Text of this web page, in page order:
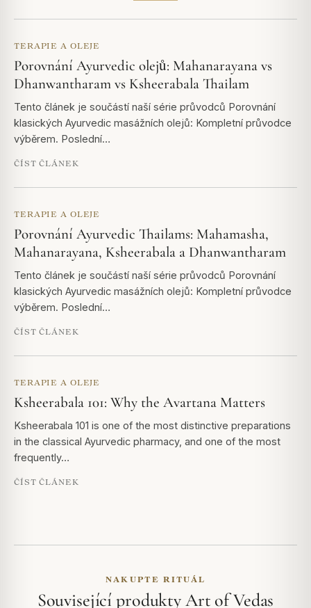
TERAPIE A OLEJE
Porovnání Ayurvedic olejů: Mahanarayana vs
Dhanwantharam vs Ksheerabala Thailam
Tento článek je součástí naší série průvodců Porovnání
klasických Ayurvedic masážních olejů: Kompletní průvodce
výběrem. Poslední…
ČÍST ČLÁNEK
TERAPIE A OLEJE
Porovnání Ayurvedic Thailams: Mahamasha,
Mahanarayana, Ksheerabala a Dhanwantharam
Tento článek je součástí naší série průvodců Porovnání
klasických Ayurvedic masážních olejů: Kompletní průvodce
výběrem. Poslední…
ČÍST ČLÁNEK
TERAPIE A OLEJE
Ksheerabala 101: Why the Avartana Matters
Ksheerabala 101 is one of the most distinctive preparations
in the classical Ayurvedic pharmacy, and one of the most
frequently…
ČÍST ČLÁNEK
NAKUPTE RITUÁL
Související produkty Art of Vedas